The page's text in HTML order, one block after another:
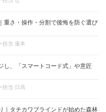
重さ・操作・分割で後悔を防ぐ選び
担当 蓮本
し、「スマートコード式」や意匠
担当 日高
｜タチカワブラインドが始めた森林